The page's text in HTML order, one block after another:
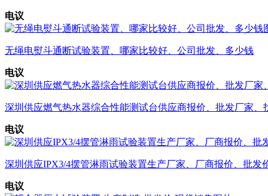
电议
无绳电熨斗通断试验装置、哪家比较好、公司批发、多少钱
电议
深圳供应燃气热水器综合性能测试台供应商报价、批发厂家、
电议
深圳供应IPX3/4摆管淋雨试验装置生产厂家、厂商报价、批发
电议